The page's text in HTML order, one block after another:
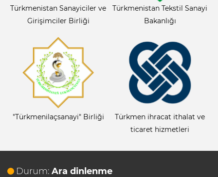
Türkmenistan Sanayiciler ve
Girişimciler Birliği
Türkmenistan Tekstil Sanayi
Bakanlığı
"Türkmenilaçsanayi" Birliği
Türkmen ihracat ithalat ve
ticaret hizmetleri
Durum: Ara dinlenme